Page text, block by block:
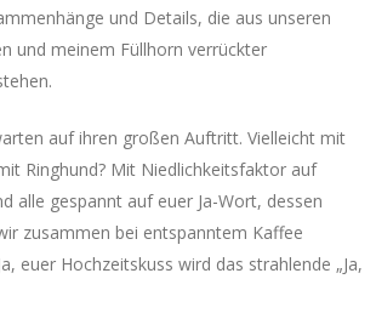
und Details, die aus unseren
und meinem Füllhorn verrückter
auf ihren großen Auftritt. Vielleicht mit
Ringhund? Mit Niedlichkeitsfaktor auf
alle gespannt auf euer Ja-Wort, dessen
zusammen bei entspanntem Kaffee
euer Hochzeitskuss wird das strahlende „Ja,